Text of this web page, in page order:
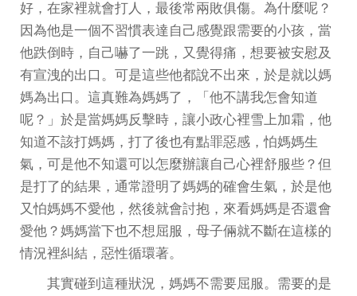
好，在家裡就會打人，最後常兩敗俱傷。為什麼呢？
因為他是一個不習慣表達自己感覺跟需要的小孩，當
他跌倒時，自己嚇了一跳，又覺得痛，想要被安慰及
有宣洩的出口。可是這些他都說不出來，於是就以媽
媽為出口。這真難為媽媽了，「他不講我怎會知道
呢？」於是當媽媽反擊時，讓小政心裡雪上加霜，他
知道不該打媽媽，打了後也有點罪惡感，怕媽媽生
氣，可是他不知還可以怎麼辦讓自己心裡舒服些？但
是打了的結果，通常證明了媽媽的確會生氣，於是他
又怕媽媽不愛他，然後就會討抱，來看媽媽是否還會
愛他？媽媽當下也不想屈服，母子倆就不斷在這樣的
情況裡糾結，惡性循環著。
其實碰到這種狀況，媽媽不需要屈服。需要的是